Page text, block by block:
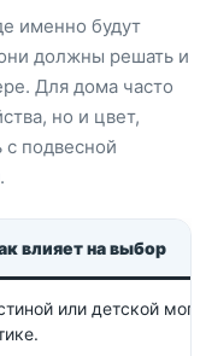
именно будут
должны решать и
Для дома часто
но и цвет,
подвесной
влияет на выбор
или детской